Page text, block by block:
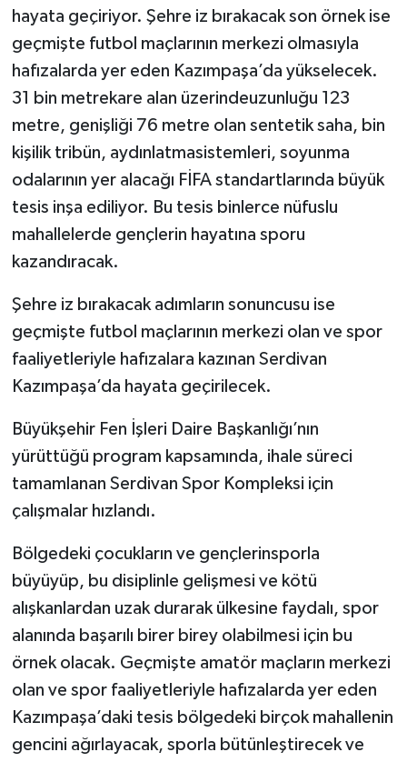
hayata geçiriyor. Şehre iz bırakacak son örnek ise
geçmişte futbol maçlarının merkezi olmasıyla
hafızalarda yer eden Kazımpaşa’da yükselecek.
31 bin metrekare alan üzerindeuzunluğu 123
metre, genişliği 76 metre olan sentetik saha, bin
kişilik tribün, aydınlatmasistemleri, soyunma
odalarının yer alacağı FİFA standartlarında büyük
tesis inşa ediliyor. Bu tesis binlerce nüfuslu
mahallelerde gençlerin hayatına sporu
kazandıracak.
Şehre iz bırakacak adımların sonuncusu ise
geçmişte futbol maçlarının merkezi olan ve spor
faaliyetleriyle hafızalara kazınan Serdivan
Kazımpaşa’da hayata geçirilecek.
Büyükşehir Fen İşleri Daire Başkanlığı’nın
yürüttüğü program kapsamında, ihale süreci
tamamlanan Serdivan Spor Kompleksi için
çalışmalar hızlandı.
Bölgedeki çocukların ve gençlerinsporla
büyüyüp, bu disiplinle gelişmesi ve kötü
alışkanlardan uzak durarak ülkesine faydalı, spor
alanında başarılı birer birey olabilmesi için bu
örnek olacak. Geçmişte amatör maçların merkezi
olan ve spor faaliyetleriyle hafızalarda yer eden
Kazımpaşa’daki tesis bölgedeki birçok mahallenin
gencini ağırlayacak, sporla bütünleştirecek ve